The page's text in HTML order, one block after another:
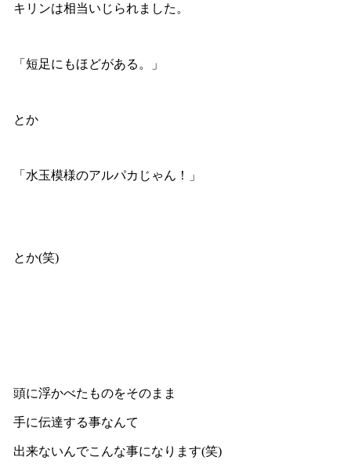
キリンは相当いじられました。
「短足にもほどがある。」
とか
「水玉模様のアルパカじゃん！」
とか(笑)
頭に浮かべたものをそのまま
手に伝達する事なんて
出来ないんでこんな事になります(笑)